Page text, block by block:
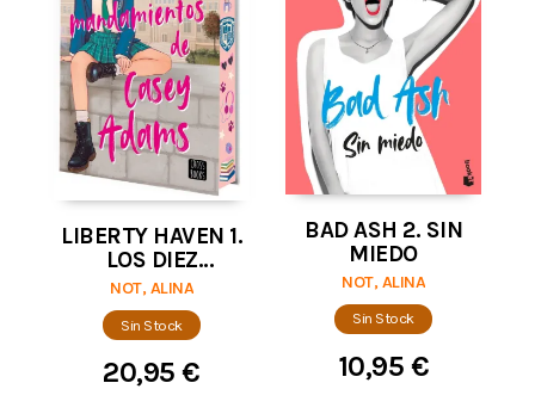
LIBERTY HAVEN 1.
LOS DIEZ
MANDAMIENTOS
DE CASEY ADAMS
NOT, ALINA
Sin Stock
20,95 €
BAD ASH 2. SIN
MIEDO
NOT, ALINA
Sin Stock
10,95 €